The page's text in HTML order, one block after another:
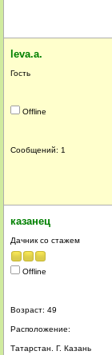
leva.a.
Гость
Offline
Сообщений: 1
казанец
Дачник со стажем
Offline
Возраст: 49
Расположение:
Татарстан. Г. Казань